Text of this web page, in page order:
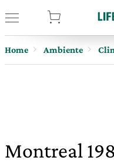
Home Ambiente
Montreal